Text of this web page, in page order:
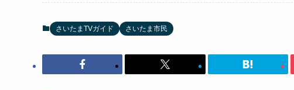
さいたまTVガイド さいたま市民